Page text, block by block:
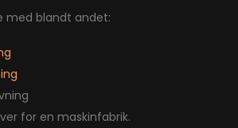
med blandt andet:
for en maskinfabrik.